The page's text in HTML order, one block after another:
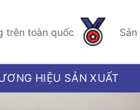
trên toàn quốc
HIỆU SẢN XUẤT